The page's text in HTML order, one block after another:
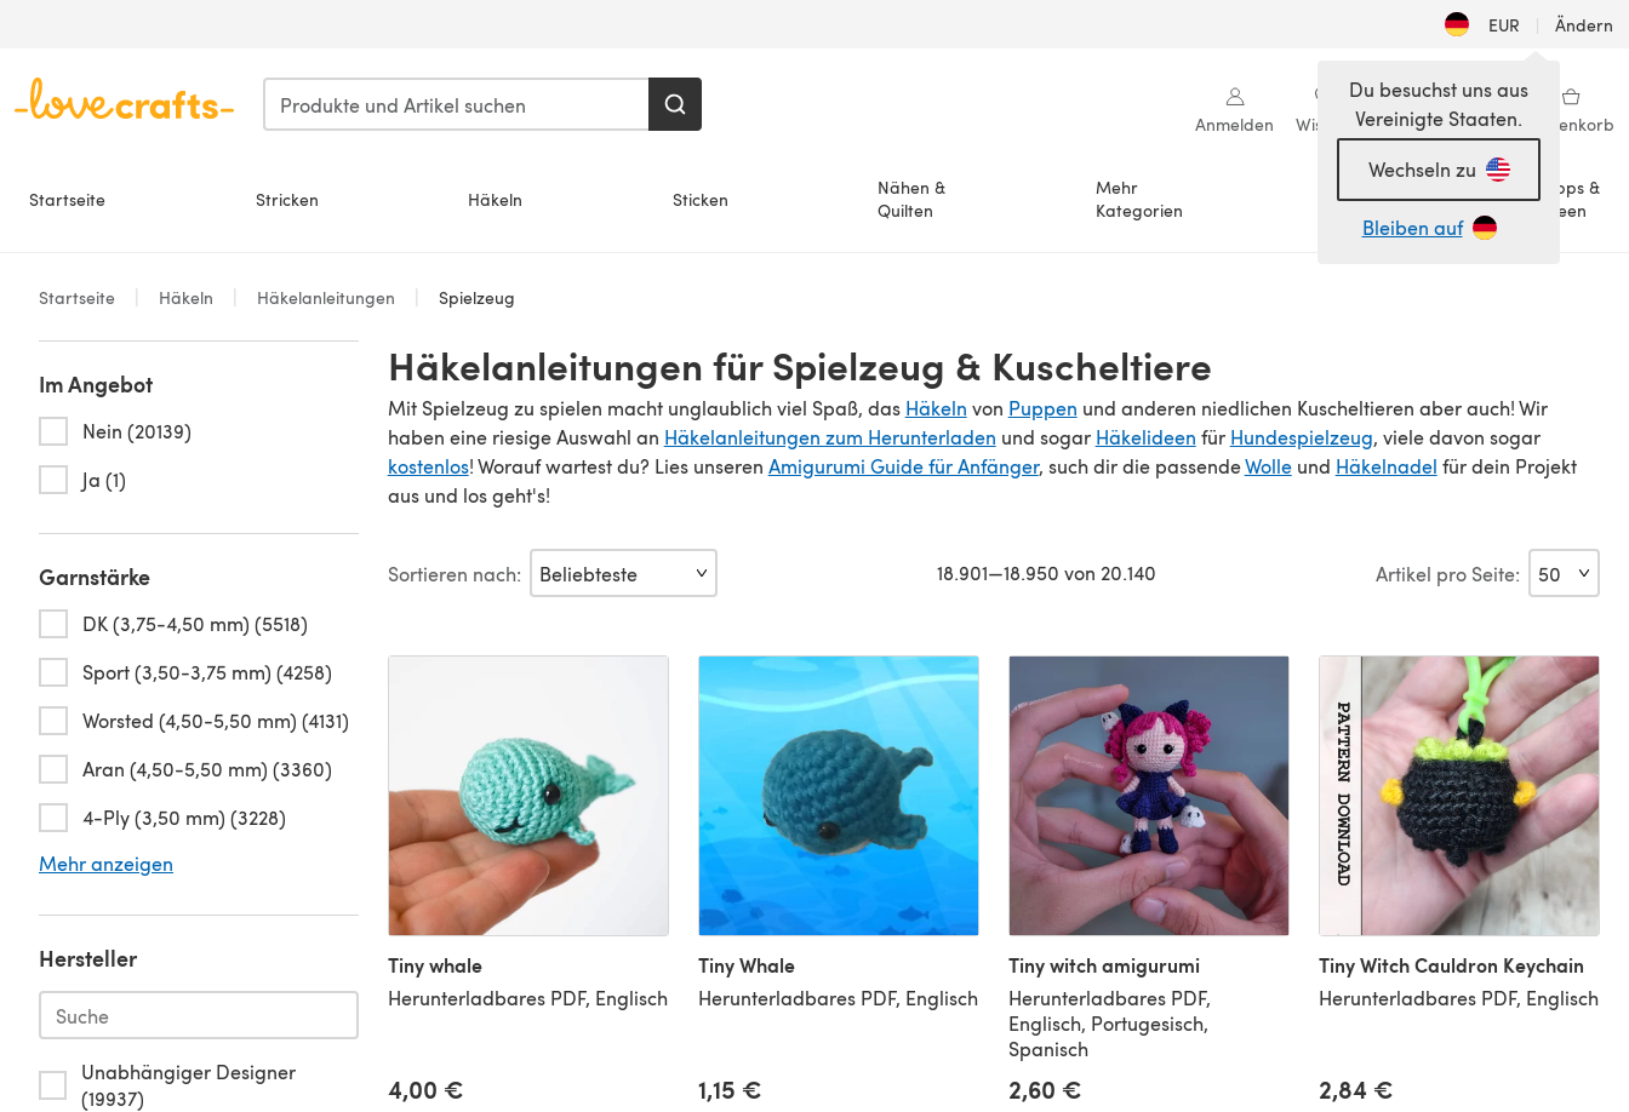
EUR | Ändern
Anmelden Wishlist Meine Bibliothek Warenkorb
Startseite Stricken Häkeln Sticken
Nähen &
Quilten
Mehr
Kategorien
Anlässe
Tipps &
Ideen
Du besuchst uns aus
Vereinigte Staaten.
Wechseln zu
Bleiben auf
Startseite Häkeln Häkelanleitungen Spielzeug
Im Angebot
Nein (20139)
Ja (1)
Garnstärke
DK (3,75-4,50 mm) (5518)
Sport (3,50-3,75 mm) (4258)
Worsted (4,50-5,50 mm) (4131)
Aran (4,50-5,50 mm) (3360)
4-Ply (3,50 mm) (3228)
Mehr anzeigen
Hersteller
Unabhängiger Designer
(19937)
Häkelanleitungen für Spielzeug & Kuscheltiere
Mit Spielzeug zu spielen macht unglaublich viel Spaß, das Häkeln von Puppen und anderen niedlichen Kuscheltieren aber auch! Wir
haben eine riesige Auswahl an Häkelanleitungen zum Herunterladen und sogar Häkelideen für Hundespielzeug, viele davon sogar
kostenlos! Worauf wartest du? Lies unseren Amigurumi Guide für Anfänger, such dir die passendeWolleund Häkelnadel für dein Projekt
aus und los geht's!
Sortieren nach: 18.901—18.950 von 20.140 Artikel pro Seite:
Tiny whale
Herunterladbares PDF, Englisch
4,00 €
Tiny Whale
Herunterladbares PDF, Englisch
1,15 €
Tiny witch amigurumi
Herunterladbares PDF,
Englisch, Portugesisch,
Spanisch
2,60 €
Tiny Witch Cauldron Keychain
Herunterladbares PDF, Englisch
2,84 €